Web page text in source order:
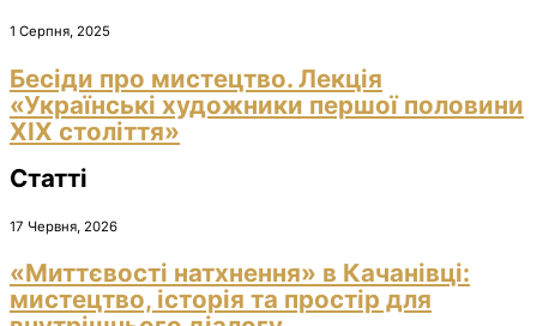
1 Серпня, 2025
Бесіди про мистецтво. Лекція
«Українські художники першої половини
ХІХ століття»
Статті
17 Червня, 2026
«Миттєвості натхнення» в Качанівці:
мистецтво, історія та простір для